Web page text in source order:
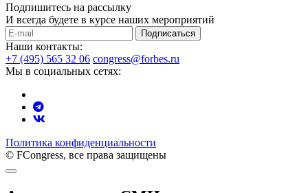
Подпишитесь на рассылку
И всегда будете в курсе наших мероприятий
Подписаться
Наши контакты:
+7 (495) 565 32 06 congress@forbes.ru
Мы в социальных сетях:
Политика конфиденциальности
© FCongress, все права защищены